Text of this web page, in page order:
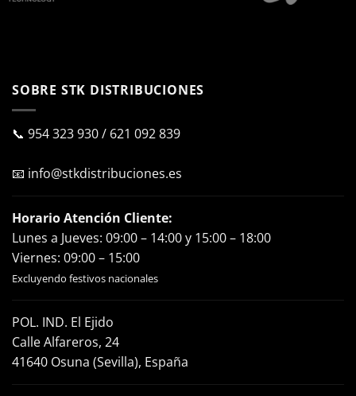
SOBRE STK DISTRIBUCIONES
📞 954 323 930/ 621 092 839
📧 info@stkdistribuciones.es
Horario Atención Cliente:
Lunes a Jueves: 09:00 – 14:00 y 15:00 – 18:00
Viernes: 09:00 – 15:00
Excluyendo festivos nacionales
POL. IND. El Ejido
Calle Alfareros, 24
41640 Osuna (Sevilla), España